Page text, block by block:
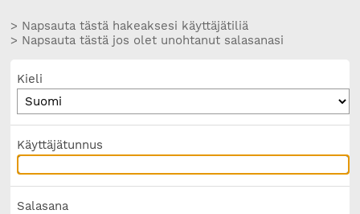
> Napsauta tästä hakeaksesi käyttäjätiliä
> Napsauta tästä jos olet unohtanut salasanasi
Kieli
Käyttäjätunnus
Salasana